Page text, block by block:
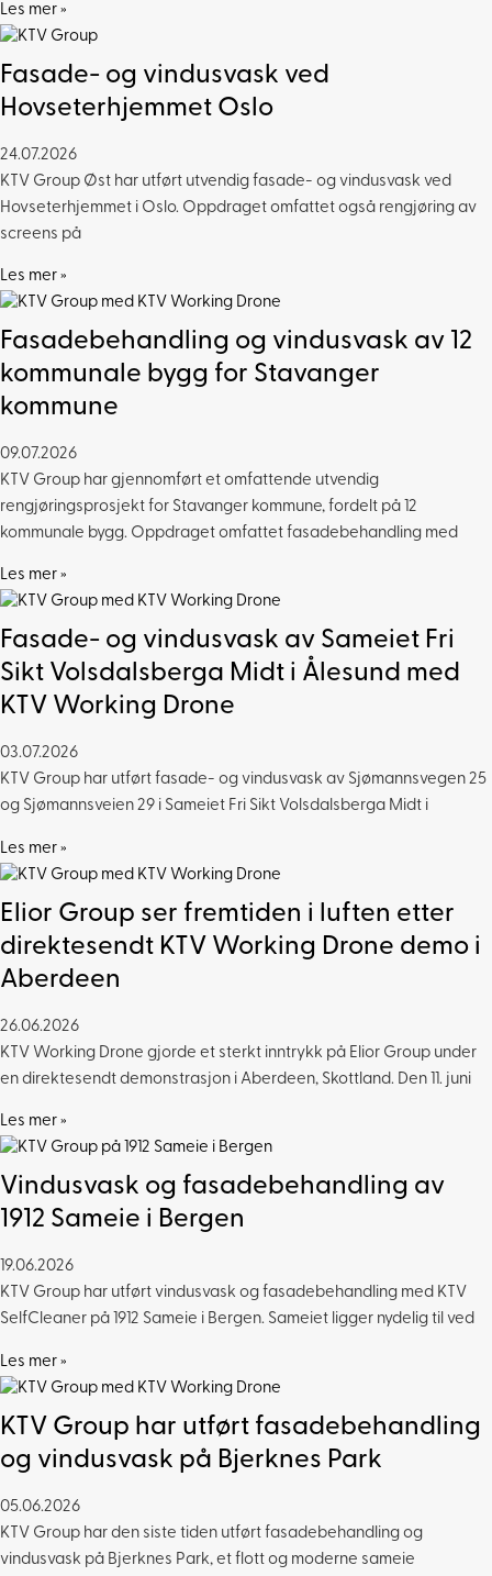
Les mer »
Fasade- og vindusvask ved
Hovseterhjemmet Oslo
24.07.2026
KTV Group Øst har utført utvendig fasade- og vindusvask ved
Hovseterhjemmet i Oslo. Oppdraget omfattet også rengjøring av
screens på
Les mer »
Fasadebehandling og vindusvask av 12
kommunale bygg for Stavanger
kommune
09.07.2026
KTV Group har gjennomført et omfattende utvendig
rengjøringsprosjekt for Stavanger kommune, fordelt på 12
kommunale bygg. Oppdraget omfattet fasadebehandling med
Les mer »
Fasade- og vindusvask av Sameiet Fri
Sikt Volsdalsberga Midt i Ålesund med
KTV Working Drone
03.07.2026
KTV Group har utført fasade- og vindusvask av Sjømannsvegen 25
og Sjømannsveien 29 i Sameiet Fri Sikt Volsdalsberga Midt i
Les mer »
Elior Group ser fremtiden i luften etter
direktesendt KTV Working Drone demo i
Aberdeen
26.06.2026
KTV Working Drone gjorde et sterkt inntrykk på Elior Group under
en direktesendt demonstrasjon i Aberdeen, Skottland. Den 11. juni
Les mer »
Vindusvask og fasadebehandling av
1912 Sameie i Bergen
19.06.2026
KTV Group har utført vindusvask og fasadebehandling med KTV
SelfCleaner på 1912 Sameie i Bergen. Sameiet ligger nydelig til ved
Les mer »
KTV Group har utført fasadebehandling
og vindusvask på Bjerknes Park
05.06.2026
KTV Group har den siste tiden utført fasadebehandling og
vindusvask på Bjerknes Park, et flott og moderne sameie